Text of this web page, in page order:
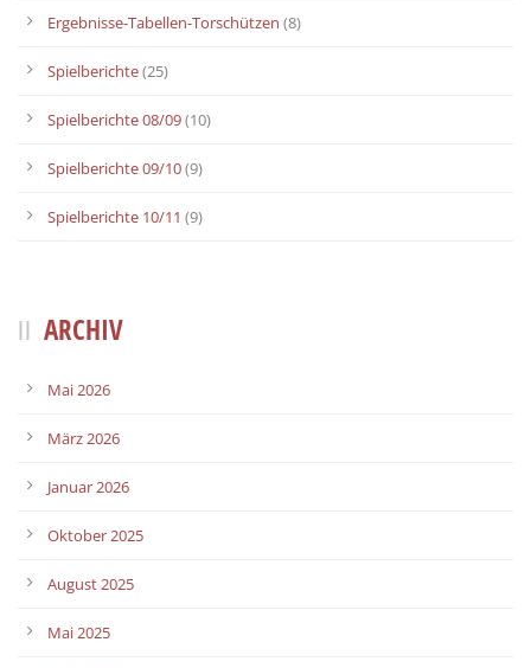
Ergebnisse-Tabellen-Torschützen (8)
Spielberichte(25)
Spielberichte 08/09(10)
Spielberichte 09/10(9)
Spielberichte 10/11 (9)
ARCHIV
Mai 2026
März 2026
Januar 2026
Oktober 2025
August 2025
Mai 2025